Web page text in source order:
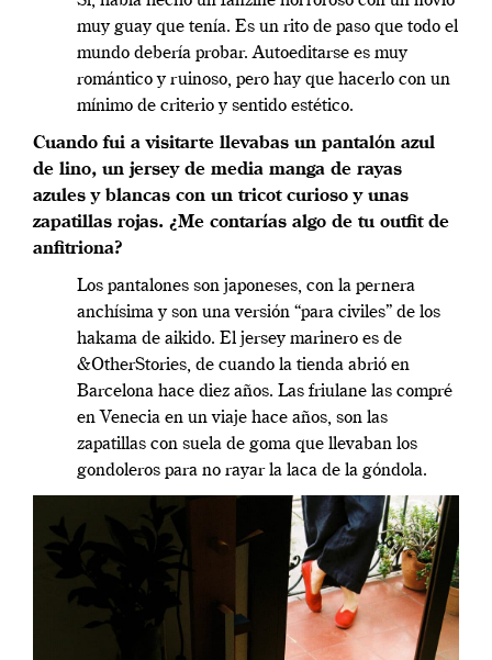
muy guay que tenía. Es un rito de paso que todo el
mundo debería probar. Autoeditarse es muy
romántico y ruinoso, pero hay que hacerlo con un
mínimo de criterio y sentido estético.
Cuando fui a visitarte llevabas un pantalón azul
de lino, un jersey de media manga de rayas
azules y blancas con un tricot curioso y unas
zapatillas rojas. ¿Me contarías algo de tu outfit de
anfitriona?
Los pantalones son japoneses, con la pernera
anchísima y son una versión “para civiles” de los
hakama de aikido. El jersey marinero es de
&OtherStories, de cuando la tienda abrió en
Barcelona hace diez años. Las friulane las compré
en Venecia en un viaje hace años, son las
zapatillas con suela de goma que llevaban los
gondoleros para no rayar la laca de la góndola.